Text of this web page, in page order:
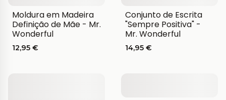
Moldura em Madeira
Definição de Mãe - Mr.
Wonderful
12,95 €
Conjunto de Escrita
"Sempre Positiva" -
Mr. Wonderful
14,95 €